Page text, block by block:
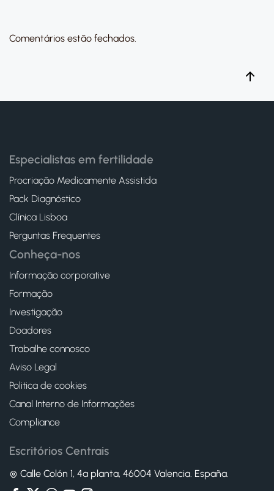
Comentários estão fechados.
Especialistas em fertilidade
Procriação Medicamente Assistida
Pack Diagnóstico
Clínica Lisboa
Perguntas Frequentes
Conheça-nos
Informação corporative
Formação
Investigação
Doadores
Trabalhe connosco
Aviso Legal
Politica de cookies
Canal Interno de Informações
Compliance
Escritórios Centrais
Calle Colón 1, 4ª planta, 46004 Valencia. España.